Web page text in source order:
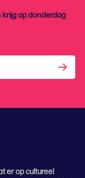
op donderdag
er op cultureel